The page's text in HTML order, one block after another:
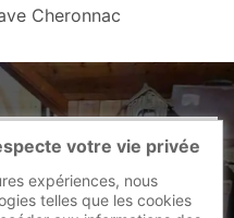
Cheronnac
votre vie privée
expériences, nous
telles que les cookies